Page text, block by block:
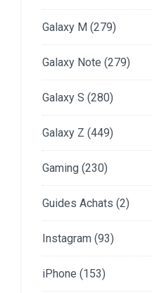
Galaxy M (279)
Galaxy Note (279)
Galaxy S (280)
Galaxy Z (449)
Gaming (230)
Guides Achats (2)
Instagram (93)
iPhone (153)